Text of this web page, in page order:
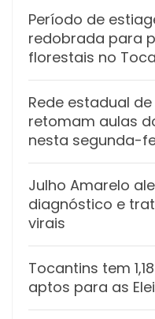
Período de
redobrada para
florestais no
Rede estadual
retomam aulas
nesta segunda-
Julho Amarelo
diagnóstico e
virais
Tocantins tem
aptos para as